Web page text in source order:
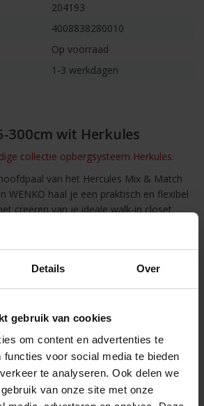
Details Over
gebruik van cookies
om content en advertenties te
functies voor social media te bieden
te analyseren. Ook delen we
van onze site met onze
204193
4008838280010
Op voorraad
1-3 werkdagen
300cm wit Herkules
collectie opbergsysteem Herkules.
van het Hercules Mix & Match
WENKO haal je een praktisch en flexibel
creëren van je ideale walk-in closet.
stang is in hoogte verstelbaar van 165 tot
vrijwel elke ruimte past. Dankzij de
constructie biedt de stang optimale
gebruik. Ideaal om je garderobe uit te
metaal
cm